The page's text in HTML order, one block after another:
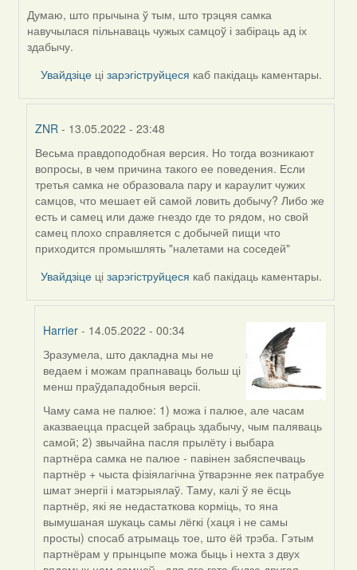
Думаю, што прычына ў тым, што трэцяя самка
навучылася пільнаваць чужых самцоў і забіраць ад іх
здабычу.
Увайдзіце цізарэгіструйцеся каб пакідаць каментары.
ZNR - 13.05.2022 - 23:48
In
reply
to
by
Harrier
Весьма правдоподобная версия. Но тогда возникают
вопросы, в чем причина такого ее поведения. Если
третья самка не образовала пару и караулит чужих
самцов, что мешает ей самой ловить добычу? Либо же
есть и самец или даже гнездо где то рядом, но свой
самец плохо справляется с добычей пищи что
приходится промышлять "налетами на соседей"
Увайдзіце цізарэгіструйцеся каб пакідаць каментары.
Harrier- 14.05.2022 - 00:34
In
reply
to
by
ZNR
Зразумела, што дакладна мы не
ведаем і можам прапнаваць больш ці
менш праўдападобныя версіі.
Чаму сама не палюе: 1) можа і палюе, але часам
аказваецца прасцей забраць здабычу, чым паляваць
самой; 2) звычайна пасля прылёту і выбара
партнёра самка не палюе - павінен забяспечваць
партнёр + чыста фізіялагічна ўтварэнне яек патрабуе
шмат энергіі і матэрыялаў. Таму, калі ў яе ёсць
партнёр, які яе недастаткова корміць, то яна
вымушаная шукаць самы лёгкі (хаця і не самы
просты) спосаб атрымаць тое, што ёй трэба. Гэтым
партнёрам у прынцыпе можа быць і нехта з двух